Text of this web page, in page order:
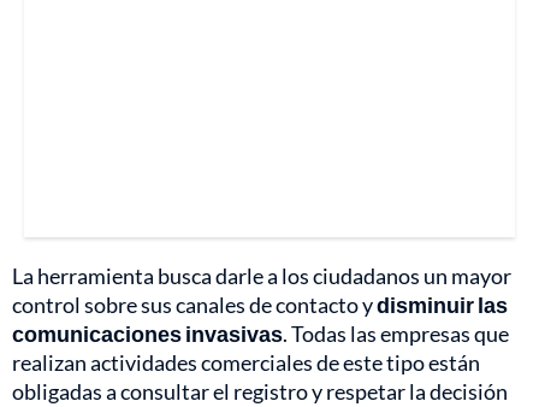
La herramienta busca darle a los ciudadanos un mayor
control sobre sus canales de contacto ydisminuir las
comunicaciones invasivas. Todas las empresas que
realizan actividades comerciales de este tipo están
obligadas a consultar el registro y respetar la decisión